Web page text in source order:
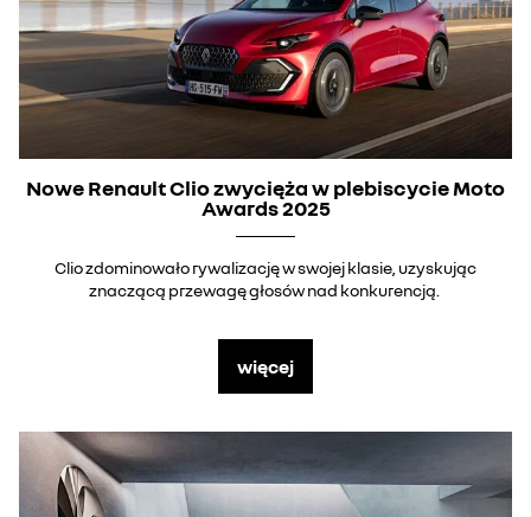
Nowe Renault Clio zwycięża w plebiscycie Moto
Awards 2025
Clio zdominowało rywalizację w swojej klasie, uzyskując
znaczącą przewagę głosów nad konkurencją.
więcej